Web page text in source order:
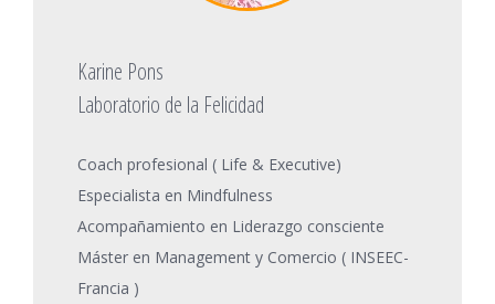
Karine Pons
Laboratorio de la Felicidad
Coach profesional ( Life & Executive)
Especialista en Mindfulness
Acompañamiento en Liderazgo consciente
Máster en Management y Comercio ( INSEEC-
Francia )